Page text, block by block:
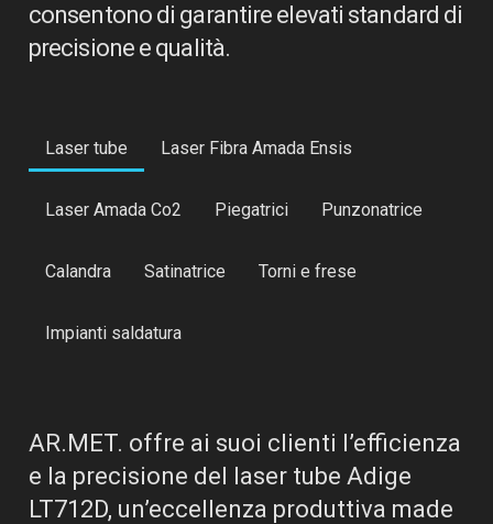
consentono di garantire elevati standard di
precisione e qualità.
Laser tube Laser Fibra Amada Ensis
Laser Amada Co2 Piegatrici Punzonatrice
Calandra Satinatrice Torni e frese
Impianti saldatura
AR.MET. offre ai suoi clienti l’efficienza
e la precisione del laser tube Adige
LT712D, un’eccellenza produttiva made